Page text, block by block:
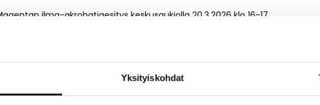
Yksityiskohdat
ilma-akrobatiaesitys keskusaukiolla 20.3.2026 klo 16-17
seikkailutapahtuma Rotundalla 21.3.2026 klo 11-18
sosiaalisessa mediassa